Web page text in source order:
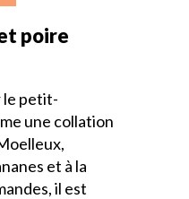
poire
le petit-
une collation
et à la
il est